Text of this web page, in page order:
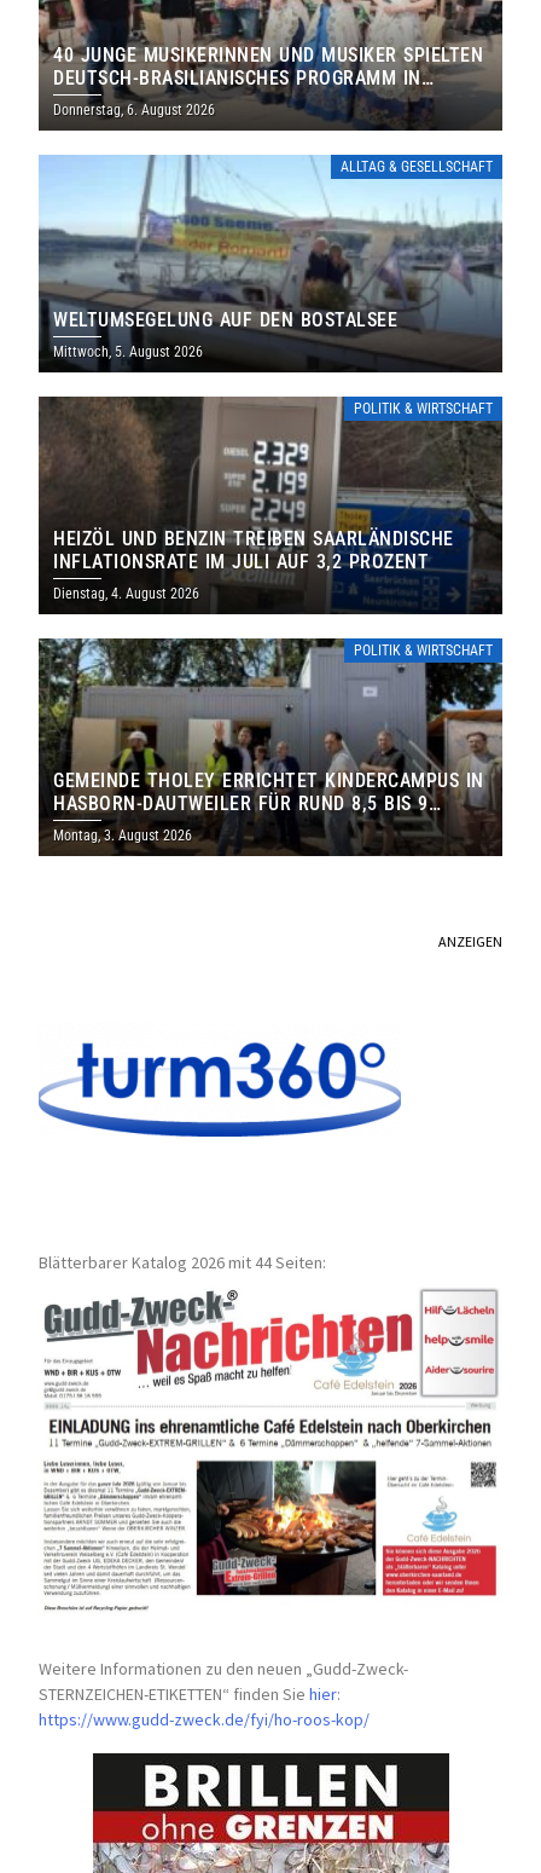
40 JUNGE MUSIKERINNEN UND MUSIKER SPIELTEN
DEUTSCH-BRASILIANISCHES PROGRAMM IN
THOLEY
Donnerstag, 6. August 2026
ALLTAG & GESELLSCHAFT
WELTUMSEGELUNG AUF DEN BOSTALSEE
Mittwoch, 5. August 2026
POLITIK & WIRTSCHAFT
HEIZÖL UND BENZIN TREIBEN SAARLÄNDISCHE
INFLATIONSRATE IM JULI AUF 3,2 PROZENT
Dienstag, 4. August 2026
POLITIK & WIRTSCHAFT
GEMEINDE THOLEY ERRICHTET KINDERCAMPUS IN
HASBORN-DAUTWEILER FÜR RUND 8,5 BIS 9
MILLIONEN EURO
Montag, 3. August 2026
ANZEIGEN
Blätterbarer Katalog 2026 mit 44 Seiten:
Weitere Informationen zu den neuen „Gudd-Zweck-
STERNZEICHEN-ETIKETTEN“ finden Siehier:
https://www.gudd-zweck.de/fyi/ho-roos-kop/